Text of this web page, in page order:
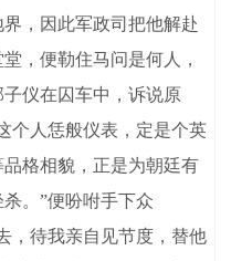
，因此军政司把他解赴
，便勒住马问是何人，
仪在囚车中，诉说原
个人恁般仪表，定是个英
格相貌，正是为朝廷有
。”便吩咐手下众
，待我亲自见节度，替他